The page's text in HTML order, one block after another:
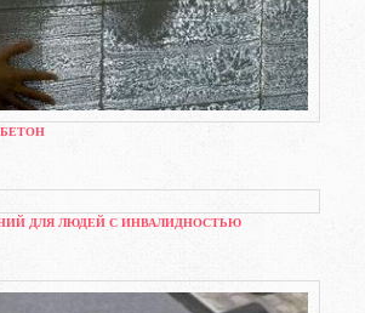
ДЛЯ ЛЮДЕЙ С ИНВАЛИДНОСТЬЮ